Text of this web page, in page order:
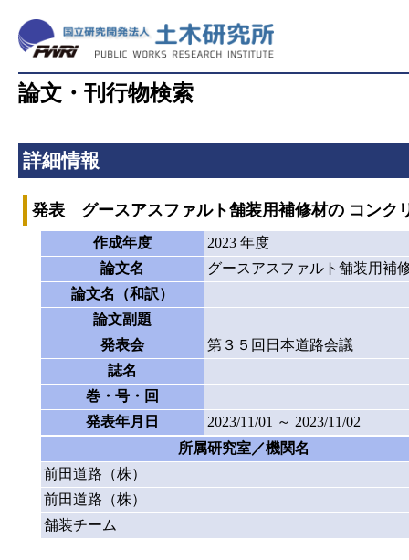
論文・刊行物検索
詳細情報
発表 グースアスファルト舗装用補修材の コンク
作成年度
2023 年度
論文名
グースアスファルト舗装用補
論文名（和訳）
論文副題
発表会
第３５回日本道路会議
誌名
巻・号・回
発表年月日
2023/11/01 ～ 2023/11/02
所属研究室／機関名
前田道路（株）
前田道路（株）
舗装チーム